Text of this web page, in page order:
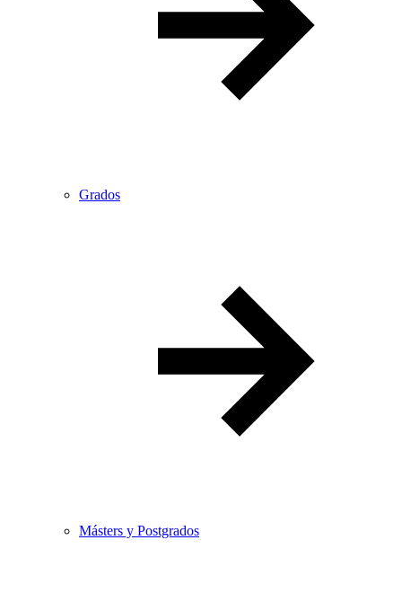
Grados
Másters y Postgrados